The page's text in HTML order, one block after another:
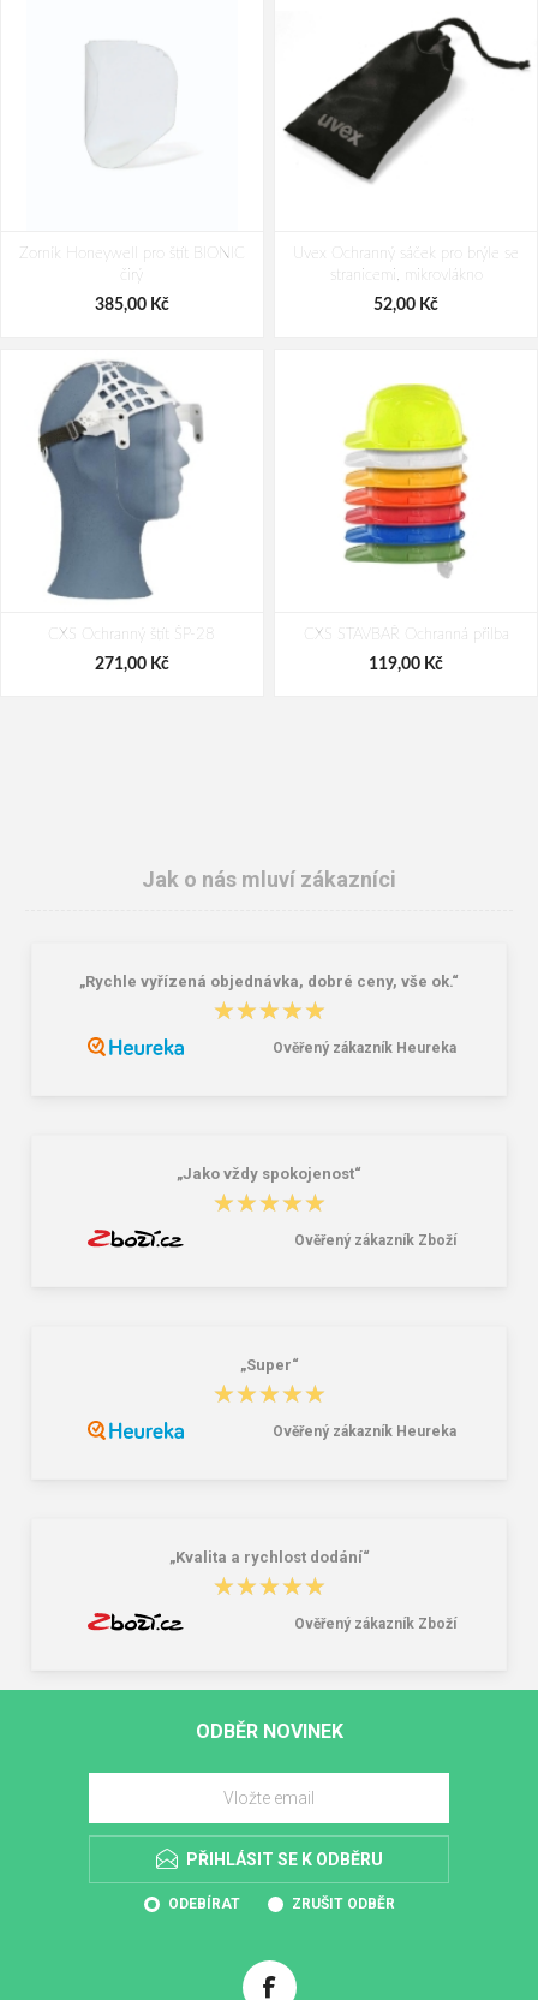
svářečské brýle
straničkové brýle
540,00 Kč
Zorník Honeywell pro štít BIONIC
čirý
385,00 Kč
Uvex Ochranný sáček pro brýle se
stranicemi, mikrovlákno
52,00 Kč
CXS Ochranný štít ŠP-28
271,00 Kč
CXS STAVBAŘ Ochranná přilba
119,00 Kč
Uvex Čistící tekutina 0,5l na brýle s
322,00 Kč
Ochranný štít VM85, drátěný
108,00 Kč
Jak o nás mluví zákazníci
„Rychle vyřízená objednávka, dobré ceny, vše ok.“
★★★★★
★★★★★
Ověřený zákazník Heureka
„Jako vždy spokojenost“
★★★★★
★★★★★
Ověřený zákazník Zboží
„Super“
★★★★★
★★★★★
Ověřený zákazník Heureka
„Kvalita a rychlost dodání“
★★★★★
★★★★★
Ověřený zákazník Zboží
ODBĚR NOVINEK
PŘIHLÁSIT SE K ODBĚRU
ODEBÍRAT ZRUŠIT ODBĚR